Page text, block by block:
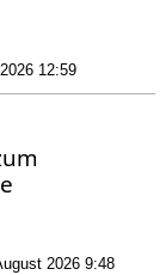
12:59
2026 9:48